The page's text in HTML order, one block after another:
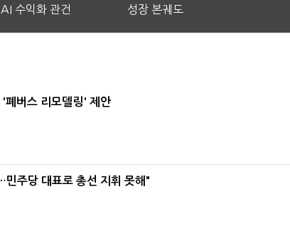
수익화 관건
성장 본궤도
폐버스 리모델링' 제안
주당 대표로 총선 지휘 못해"